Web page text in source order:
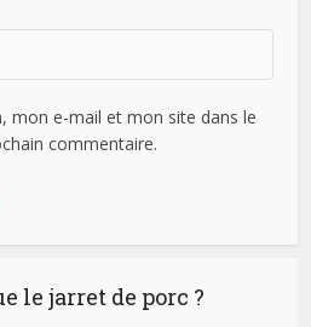
mon e-mail et mon site dans le
commentaire.
le jarret de porc ?